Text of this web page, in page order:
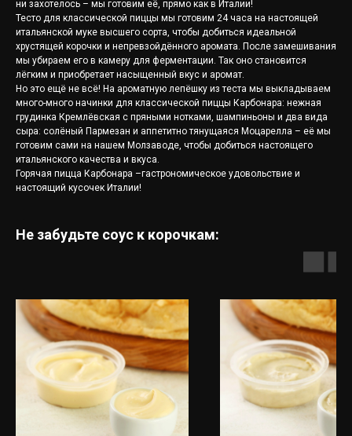
ни захотелось – мы готовим её, прямо как в Италии!
Тесто для классической пиццы мы готовим 24 часа на настоящей
итальянской муке высшего сорта, чтобы добиться идеальной
хрустящей корочки и непревзойдённого аромата. После замешивания
мы убираем его в камеру для ферментации. Так оно становится
лёгким и приобретает насыщенный вкус и аромат.
Но это ещё не всё! На ароматную лепёшку из теста мы выкладываем
много-много начинки для классической пиццы Карбонара: нежная
грудинка Кремлёвская с пряными нотками, шампиньоны и два вида
сыра: солёный Пармезан и аппетитно тянущаяся Моцарелла – её мы
готовим сами на нашем Молзаводе, чтобы добиться настоящего
итальянского качества и вкуса.
Горячая пицца Карбонара –гастрономическое удовольствие и
настоящий кусочек Италии!
Не забудьте соус к корочкам: